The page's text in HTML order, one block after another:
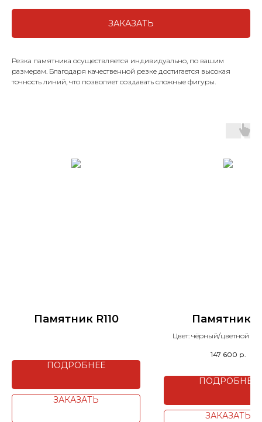
ЗАКАЗАТЬ
Резка памятника осуществляется индивидуально, по вашим
размерам. Благодаря качественной резке достигается высокая
точность линий, что позволяет создавать сложные фигуры.
Памятник R110
ПОДРОБНЕЕ
ЗАКАЗАТЬ
Памятник
Цвет: чёрный/цветной
147 600 р.
ПОДРОБНЕЕ
ЗАКАЗАТЬ